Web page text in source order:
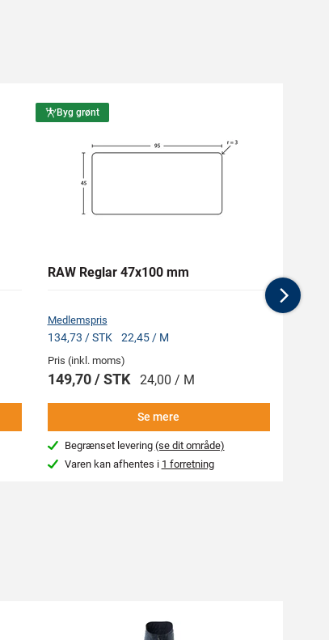
Byg grønt
RAW Reglar 47x100 mm
Medlemspris
134,73 / STK 22,45 / M
Pris (inkl. moms)
149,70 / STK 24,00 / M
Se mere
Begrænset levering (se dit område)
Varen kan afhentes i 1 forretning